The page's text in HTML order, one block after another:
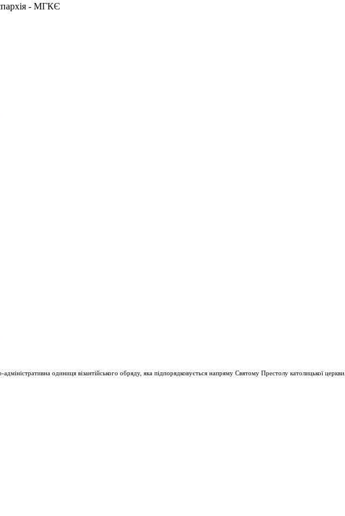
- МГКЄ
одиниця візантійського обряду, яка підпорядковується напряму Святому Престолу католицької церкви.